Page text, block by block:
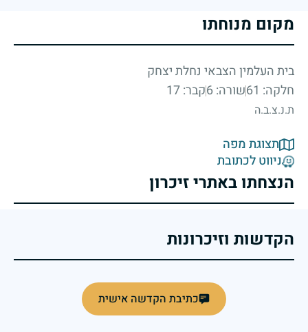
מקום מנוחתו
בית העלמין הצבאי נחלת יצחק
חלקה: 61
שורה: 6 קבר: 17
ת.נ.צ.ב.ה
תצוגת מפה
ניווט לכתובת
הנצחתו באתרי זיכרון
הקדשות וזיכרונות
כתיבת הקדשה אישית